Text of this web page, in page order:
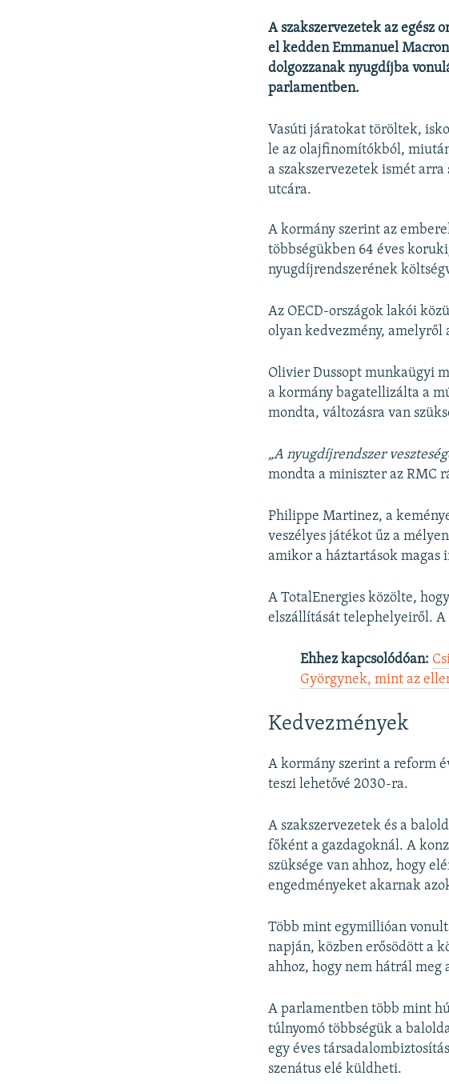
A szakszervezetek az
el kedden Emmanuel
dolgozzanak nyugdíjba
parlamentben.
Vasúti járatokat töröltek,
le az olajfinomítókból,
a szakszervezetek ismét
utcára.
A kormány szerint az
többségükben 64 éves
nyugdíjrendszerének
Az OECD-országok lakói
olyan kedvezmény, amelyről
Olivier Dussopt munkaügyi
a kormány bagatellizálta a
mondta, változásra van
„A nyugdíjrendszer
mondta a miniszter az RMC
Philippe Martinez, a
veszélyes játékot űz a
amikor a háztartások magas
A TotalEnergies közölte,
elszállítását telephelyeiről. A
Ehhez kapcsolódóan:
Györgynek, mint az
Kedvezmények
A kormány szerint a reform
teszi lehetővé 2030-ra.
A szakszervezetek és a
főként a gazdagoknál. A
szüksége van ahhoz, hogy
engedményeket akarnak
Több mint egymillióan
napján, közben erősödött a
ahhoz, hogy nem hátrál
A parlamentben több mint
túlnyomó többségük a
egy éves
szenátus elé küldheti.